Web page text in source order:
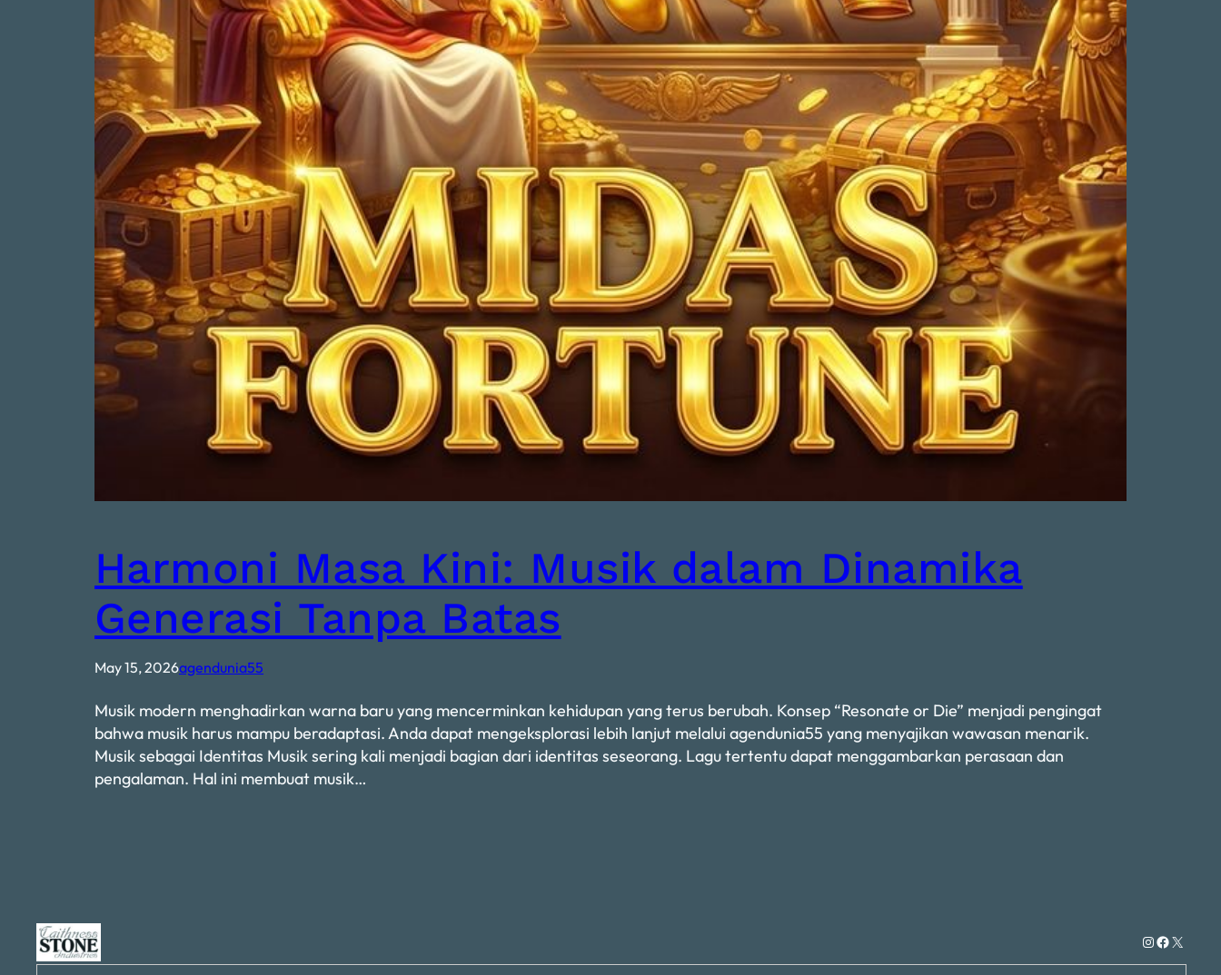
Harmoni Masa Kini: Musik dalam Dinamika
Generasi Tanpa Batas
May 15, 2026agendunia55
Musik modern menghadirkan warna baru yang mencerminkan kehidupan yang terus berubah. Konsep “Resonate or Die” menjadi pengingat
bahwa musik harus mampu beradaptasi. Anda dapat mengeksplorasi lebih lanjut melalui agendunia55 yang menyajikan wawasan menarik.
Musik sebagai Identitas Musik sering kali menjadi bagian dari identitas seseorang. Lagu tertentu dapat menggambarkan perasaan dan
pengalaman. Hal ini membuat musik…
Instagram
Facebook
X